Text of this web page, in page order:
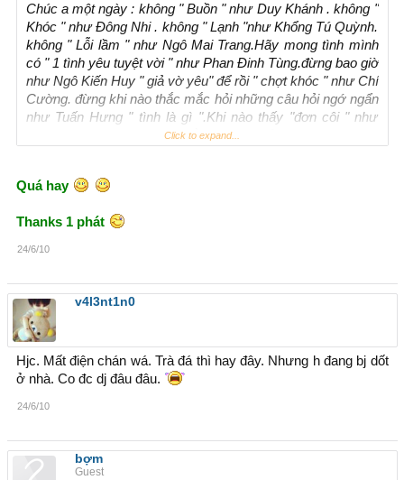
Chúc a một ngày : không " Buồn " như Duy Khánh . không "
Khóc " như Đông Nhi . không " Lạnh "như Khổng Tú Quỳnh.
không " Lỗi lầm " như Ngô Mai Trang.Hãy mong tình mình
có " 1 tình yêu tuyệt vời " như Phan Đinh Tùng.đừng bao giờ
như Ngô Kiến Huy " giả vờ yêu" để rồi " chợt khóc " như Chí
Cường. đừng khi nào thắc mắc hỏi những câu hỏi ngớ ngẩn
như Tuấn Hưng " tình là gì ".Khi nào thấy "đơn côi " như
Trương Quỳnh Anh.Hãy tin rằng em luôn ở bên anh. EYA ...
Click to expand...
Quá hay
Thanks 1 phát
24/6/10
v4l3nt1n0
Hjc. Mất điện chán wá. Trà đá thì hay đây. Nhưng h đang bj dốt
ở nhà. Co đc dj đâu đâu.
24/6/10
bợm
Guest